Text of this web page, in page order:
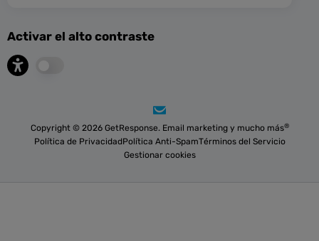
Activar el alto contraste
Copyright © 2026 GetResponse. Email marketing y mucho más®
Política de PrivacidadPolítica Anti-SpamTérminos del Servicio
Gestionar cookies